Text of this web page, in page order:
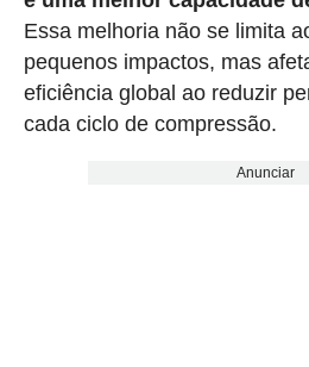
Essa melhoria não se limita
pequenos impactos, mas
eficiência global ao reduzir
cada ciclo de compressão.
Anunciar